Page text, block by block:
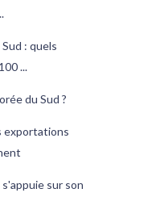
: quels
...
du Sud ?
exportations
sur son